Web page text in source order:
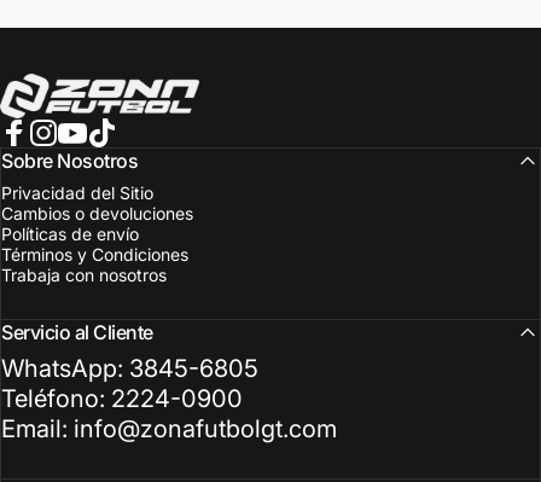
Zona Fútbol Guatemala
Facebook
Instagram
YouTube
TikTok
Sobre Nosotros
Privacidad del Sitio
Cambios o devoluciones
Políticas de envío
Términos y Condiciones
Trabaja con nosotros
Servicio al Cliente
WhatsApp: 3845-6805
Teléfono: 2224-0900
Email: info@zonafutbolgt.com